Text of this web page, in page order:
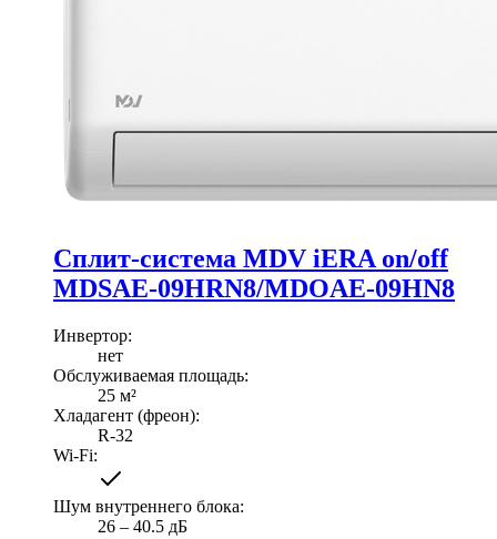
Сплит-система MDV iERA on/off
MDSAE-09HRN8/MDOAE-09HN8
Инвертор:
нет
Обслуживаемая площадь:
25 м²
Хладагент (фреон):
R-32
Wi-Fi:
Шум внутреннего блока:
26 ‒ 40.5 дБ